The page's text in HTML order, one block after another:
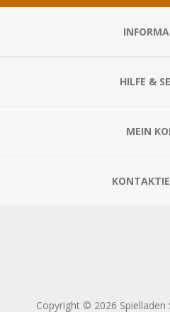
HILFE &
MEIN
Copyright © 2026 Spielladen